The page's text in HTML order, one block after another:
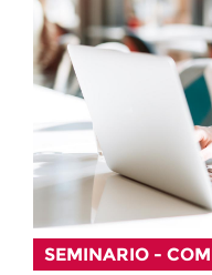
SEMINARIO -